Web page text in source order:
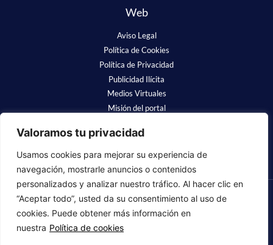
Valoramos tu privacidad
Usamos cookies para mejorar su experiencia de
navegación, mostrarle anuncios o contenidos
personalizados y analizar nuestro tráfico. Al hacer clic en
“Aceptar todo”, usted da su consentimiento al uso de
cookies. Puede obtener más información en
nuestra Política de cookies
Web
Aviso Legal
Política de Cookies
Política de Privacidad
Publicidad Ilícita
Medios Virtuales
Misión del portal
❤ Luchamos para que se nos recuerde
Copyright © 2023 Fundación Alzheimer España. Todos los derechos